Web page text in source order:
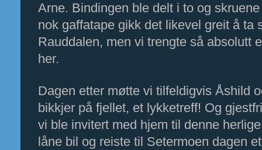
Arne. Bindingen ble delt i to og
nok gaffatape gikk det likevel greit å ta
Rauddalen, men vi trengte så absolutt
her.
Dagen etter møtte vi tilfeldigvis Åshild
bikkjer på fjellet, et lykketreff! Og
vi ble invitert med hjem til denne
låne bil og reiste til Setermoen dagen